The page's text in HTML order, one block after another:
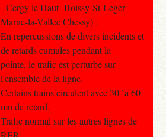
- Cergy le Haut- Boissy-St-Leger -
Marne-la-Vallee Chessy) :
En repercussions de divers incidents et
de retards cumules pendant la
pointe, le trafic est perturbe sur
l'ensemble de la ligne.
Certains trains circulent avec 30 `a 60
mn de retard.
Trafic normal sur les autres lignes de